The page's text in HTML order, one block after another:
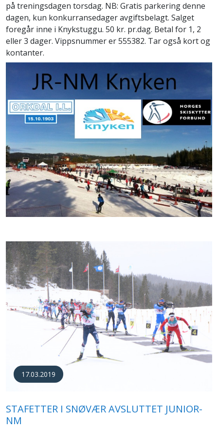
på treningsdagen torsdag. NB: Gratis parkering denne
dagen, kun konkurransedager avgiftsbelagt. Salget
foregår inne i Knykstuggu. 50 kr. pr.dag. Betal for 1, 2
eller 3 dager. Vippsnummer er 555382. Tar også kort og
kontanter.
17.03.2019
STAFETTER I SNØVÆR AVSLUTTET JUNIOR-
NM